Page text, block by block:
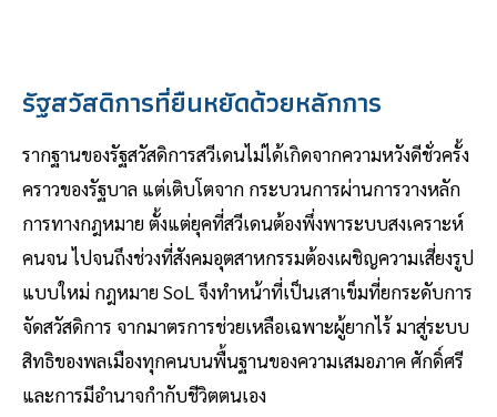
รัฐสวัสดิการที่ยืนหยัดด้วยหลักการ
รากฐานของรัฐสวัสดิการสวีเดนไม่ได้เกิดจากความหวังดีชั่วครั้ง
คราวของรัฐบาล แต่เติบโตจาก กระบวนการผ่านการวางหลัก
การทางกฎหมาย ตั้งแต่ยุคที่สวีเดนต้องพึ่งพาระบบสงเคราะห์
คนจน ไปจนถึงช่วงที่สังคมอุตสาหกรรมต้องเผชิญความเสี่ยงรูป
แบบใหม่ กฎหมาย SoL จึงทำหน้าที่เป็นเสาเข็มที่ยกระดับการ
จัดสวัสดิการ จากมาตรการช่วยเหลือเฉพาะผู้ยากไร้ มาสู่ระบบ
สิทธิของพลเมืองทุกคนบนพื้นฐานของความเสมอภาค ศักดิ์ศรี
และการมีอำนาจกำกับชีวิตตนเอง